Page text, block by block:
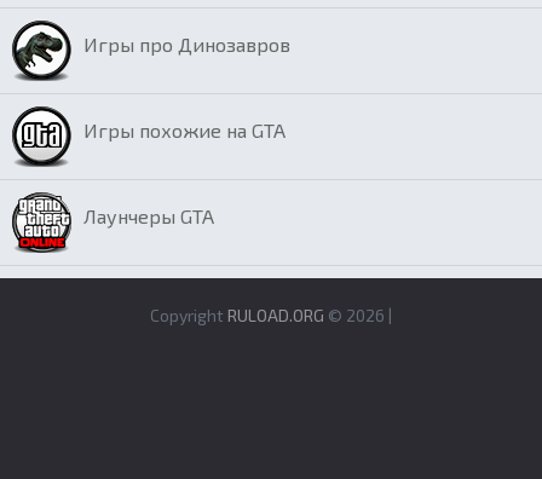
Игры про Динозавров
Игры похожие на GTA
Лаунчеры GTA
Copyright RULOAD.ORG © 2026 |